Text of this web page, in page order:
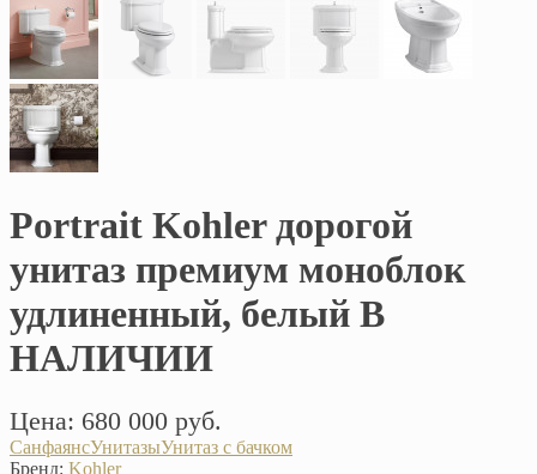
Portrait Kohler дорогой
унитаз премиум моноблок
удлиненный, белый В
НАЛИЧИИ
Цена: 680 000 руб.
СанфаянсУнитазыУнитаз с бачком
Бренд: Kohler